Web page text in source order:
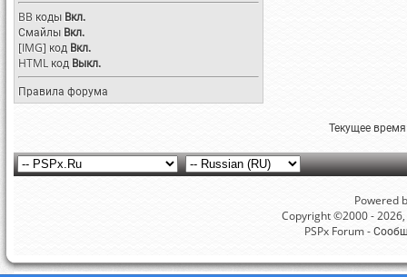
BB коды Вкл.
Смайлы Вкл.
[IMG] код Вкл.
HTML код Выкл.
Правила форума
Текущее
Powered
Copyright ©2000 -
PSPx Forum -